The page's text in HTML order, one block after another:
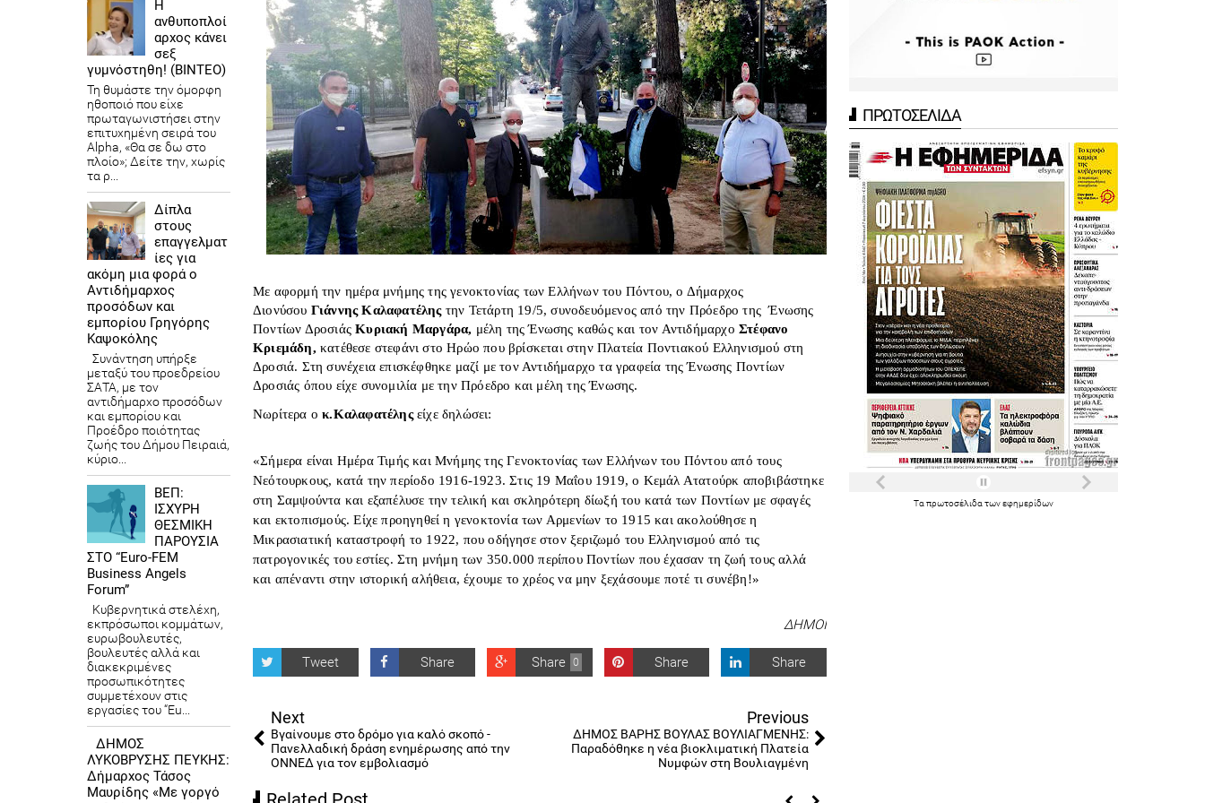
Με αφορμή την ημέρα μνήμης της γενοκτονίας των Ελλήνων του Πόντου, ο Δήμαρχος
Διονύσου Γιάννης Καλαφατέλης την Τετάρτη 19/5, συνοδευόμενος από την Πρόεδρο της Ένωσης
Ποντίων Δροσιάς Κυριακή Μαργάρα, μέλη της Ένωσης καθώς και τον Αντιδήμαρχο Στέφανο
Κριεμάδη, κατέθεσε στεφάνι στο Ηρώο που βρίσκεται στην Πλατεία Ποντιακού Ελληνισμού στη
Δροσιά. Στη συνέχεια επισκέφθηκε μαζί με τον Αντιδήμαρχο τα γραφεία της Ένωσης Ποντίων
Δροσιάς όπου είχε συνομιλία με την Πρόεδρο και μέλη της Ένωσης.
Νωρίτερα οκ.Καλαφατέληςείχε δηλώσει:
«Σήμερα είναι Ημέρα Τιμής και Μνήμης της Γενοκτονίας των Ελλήνων του Πόντου από τους
Νεότουρκους, κατά την περίοδο 1916-1923. Στις 19 Μαΐου 1919, ο Κεμάλ Ατατούρκ αποβιβάστηκε
στη Σαμψούντα και εξαπέλυσε την τελική και σκληρότερη δίωξή του κατά των Ποντίων με σφαγές
και εκτοπισμούς. Είχε προηγηθεί η γενοκτονία των Αρμενίων το 1915 και ακολούθησε η
Μικρασιατική καταστροφή το 1922, που οδήγησε στον ξεριζωμό του Ελληνισμού από τις
πατρογονικές του εστίες. Στη μνήμη των 350.000 περίπου Ποντίων που έχασαν τη ζωή τους αλλά
και απέναντι στην ιστορική αλήθεια, έχουμε το χρέος να μην ξεχάσουμε ποτέ τι συνέβη!»
ΔΗΜΟΙ
Tweet Share 0
Share Share Share
Next
Βγαίνουμε στο δρόμο για καλό σκοπό -
Πανελλαδική δράση ενημέρωσης από την
ΟΝΝΕΔ για τον εμβολιασμό
Previous
ΔΗΜΟΣ ΒΑΡΗΣ ΒΟΥΛΑΣ ΒΟΥΛΙΑΓΜΕΝΗΣ:
Παραδόθηκε η νέα βιοκλιματική Πλατεία
Νυμφών στη Βουλιαγμένη
ΠΡΩΤΟΣΕΛΙΔΑ
Τα πρωτοσέλιδα τωνεφημερίδων
Η
ανθυποπλοί
αρχος κάνει
σεξ
γυμνόστηθη! (ΒΙΝΤΕΟ)
Τη θυμάστε την όμορφη
ηθοποιό που είχε
πρωταγωνιστήσει στην
επιτυχημένη σειρά του
Alpha, «Θα σε δω στο
πλοίο»; Δείτε την, χωρίς
τα ρ...
Δίπλα
στους
επαγγελματ
ίες για
ακόμη μια φορά ο
Αντιδήμαρχος
προσόδων και
εμπορίου Γρηγόρης
Καψοκόλης
Συνάντηση υπήρξε
μεταξύ του προεδρείου
ΣΑΤΑ, με τον
αντιδήμαρχο προσόδων
και εμπορίου και
Προέδρο ποιότητας
ζωής του Δήμου Πειραιά,
κύριο...
ΒΕΠ:
ΙΣΧΥΡΗ
ΘΕΣΜΙΚΗ
ΠΑΡΟΥΣΙΑ
ΣΤΟ “Euro-FEM
Business Angels
Forum”
Κυβερνητικά στελέχη,
εκπρόσωποι κομμάτων,
ευρωβουλευτές,
βουλευτές αλλά και
διακεκριμένες
προσωπικότητες
συμμετέχουν στις
εργασίες του “Eu...
ΔΗΜΟΣ
ΛΥΚΟΒΡΥΣΗΣ ΠΕΥΚΗΣ:
Δήμαρχος Τάσος
Μαυρίδης «Με γοργό